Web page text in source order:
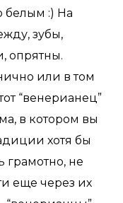
белым :) На
зубы,
опрятны.
или в том
“венерианец”
в котором вы
хотя бы
грамотно, не
еще через их